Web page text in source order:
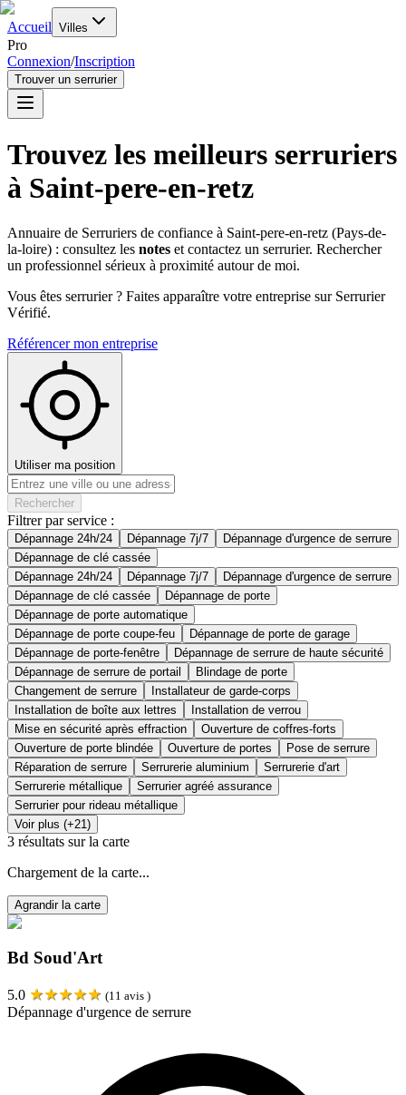
Accueil Villes
Pro
Connexion/Inscription
Trouver un serrurier
Trouvez les meilleurs serruriers
à Saint-pere-en-retz
Annuaire de Serruriers de confiance à Saint-pere-en-retz (Pays-de-
la-loire) : consultez les notes et contactez un serrurier. Rechercher
un professionnel sérieux à proximité autour de moi.
Vous êtes serrurier ? Faites apparaître votre entreprise sur Serrurier
Vérifié.
Référencer mon entreprise
Utiliser ma position
Rechercher
Filtrer par service :
Dépannage 24h/24 Dépannage 7j/7
Dépannage d'urgence de serrure
Dépannage de clé cassée
Dépannage 24h/24
Dépannage 7j/7
Dépannage d'urgence de serrure
Dépannage de clé cassée
Dépannage de porte
Dépannage de porte automatique
Dépannage de porte coupe-feu
Dépannage de porte de garage
Dépannage de porte-fenêtre
Dépannage de serrure de haute sécurité
Dépannage de serrure de portail
Blindage de porte
Changement de serrure
Installateur de garde-corps
Installation de boîte aux lettres
Installation de verrou
Mise en sécurité après effraction
Ouverture de coffres-forts
Ouverture de porte blindée
Ouverture de portes
Pose de serrure
Réparation de serrure
Serrurerie aluminium
Serrurerie d'art
Serrurerie métallique
Serrurier agréé assurance
Serrurier pour rideau métallique
Voir plus (+21)
3 résultats sur la carte
Chargement de la carte...
Agrandir la carte
Bd Soud'Art
5.0 ★★★★★ (11 avis )
Dépannage d'urgence de serrure